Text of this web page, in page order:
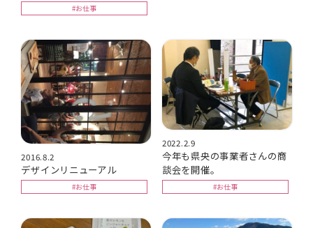
#お仕事
2016.8.2
デザインリニューアル
#お仕事
2022.2.9
今年も県央の事業者さんの商
談会を開催。
#お仕事